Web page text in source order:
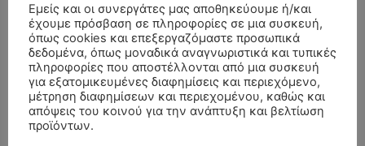
Εμείς και οι συνεργάτες μας αποθηκεύουμε ή/και
έχουμε πρόσβαση σε πληροφορίες σε μια συσκευή,
όπως cookies και επεξεργαζόμαστε προσωπικά
δεδομένα, όπως μοναδικά αναγνωριστικά και τυπικές
πληροφορίες που αποστέλλονται από μια συσκευή
για εξατομικευμένες διαφημίσεις και περιεχόμενο,
μέτρηση διαφημίσεων και περιεχομένου, καθώς και
απόψεις του κοινού για την ανάπτυξη και βελτίωση
προϊόντων.